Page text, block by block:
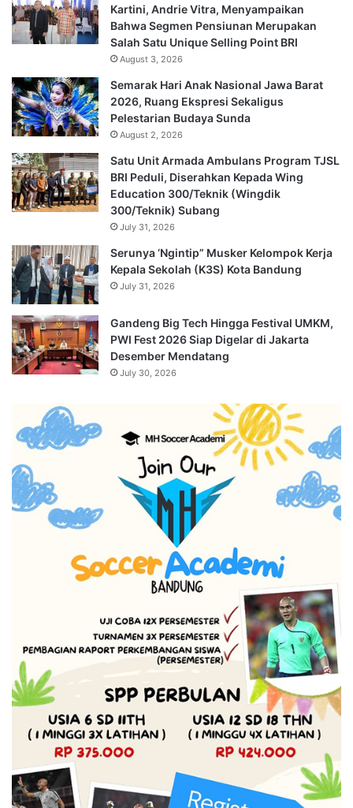
Kartini, Andrie Vitra, Menyampaikan
Bahwa Segmen Pensiunan Merupakan
Salah Satu Unique Selling Point BRI
August 3, 2026
Semarak Hari Anak Nasional Jawa Barat
2026, Ruang Ekspresi Sekaligus
Pelestarian Budaya Sunda
August 2, 2026
Satu Unit Armada Ambulans Program TJSL
BRI Peduli, Diserahkan Kepada Wing
Education 300/Teknik (Wingdik
300/Teknik) Subang
July 31, 2026
Serunya ‘Ngintip” Musker Kelompok Kerja
Kepala Sekolah (K3S) Kota Bandung
July 31, 2026
Gandeng Big Tech Hingga Festival UMKM,
PWI Fest 2026 Siap Digelar di Jakarta
Desember Mendatang
July 30, 2026